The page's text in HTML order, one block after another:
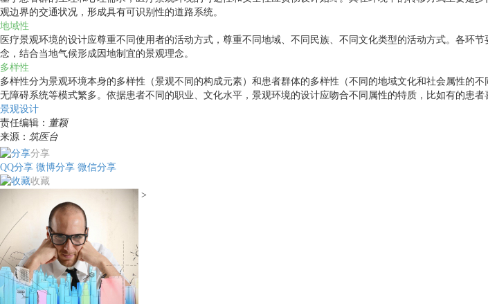
观边界的交通状况，形成具有可识别性的道路系统。
地域性
医疗景观环境的设计应尊重不同使用者的活动方式，尊重不同地域、不同民族、不同文化类型的活动方式。各
念，结合当地气候形成因地制宜的景观理念。
多样性
多样性分为景观环境本身的多样性（景观不同的构成元素）和患者群体的多样性（不同的地域文化和社会属性的
无障碍系统等模式繁多。依据患者不同的职业、文化水平，景观环境的设计应吻合不同属性的特质，比如有的患
景观设计
责任编辑： 董颖
来源： 筑医台
分享
QQ分享 微博分享 微信分享
收藏
>